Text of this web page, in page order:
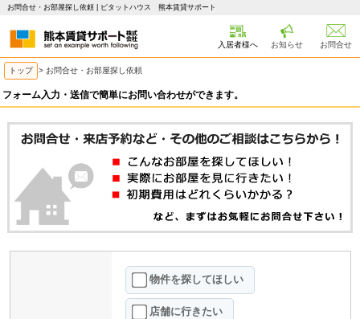
お問合せ・お部屋探し依頼 | ピタットハウス 熊本賃貸サポート
入居者様へ お知らせ お問合せ
トップ > お問合せ・お部屋探し依頼
フォーム入力・送信で簡単にお問い合わせができます。
物件を探してほしい
店舗に行きたい